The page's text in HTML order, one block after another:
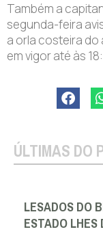
Também a
segunda-feira
a orla costeira do
em vigor até às
ÚLTIMAS DO
LESADOS DO
ESTADO LHES